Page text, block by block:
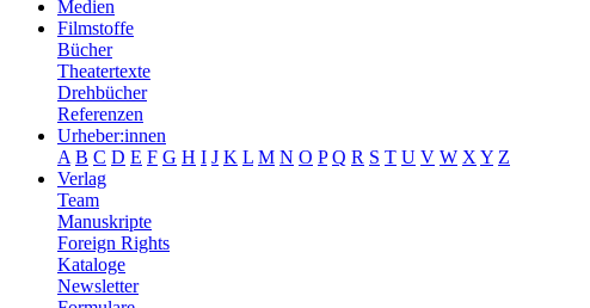
Medien
Filmstoffe
Bücher
Theatertexte
Drehbücher
Referenzen
Urheber:innen
A B C D E F G H I J K L M N O P Q R S T U V W X Y Z
Verlag
Team
Manuskripte
Foreign Rights
Kataloge
Newsletter